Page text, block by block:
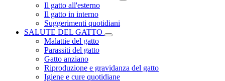
Il gatto all'esterno
Il gatto in interno
Suggerimenti quotidiani
SALUTE DEL GATTO
Malattie del gatto
Parassiti del gatto
Gatto anziano
Riproduzione e gravidanza del gatto
Igiene e cure quotidiane